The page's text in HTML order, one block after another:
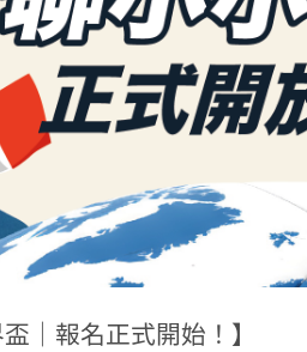
｜報名正式開始！】